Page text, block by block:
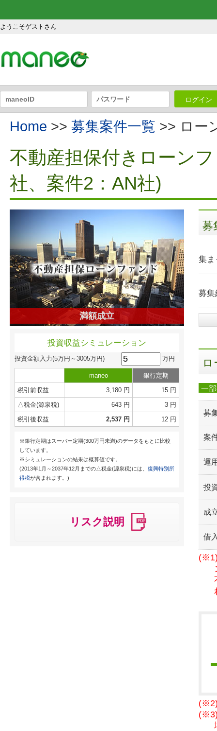
ようこそゲストさん
ログイン
Home >> 募集案件一覧 >> ロー
不動産担保付きローン
社、案件2：AN社)
満額成立
投資収益シミュレーション
投資金額入力(5万円～3005万円) 万円
maneo
銀行定期
税引前収益
3,180 円
15 円
△税金(源泉税)
643 円
3 円
税引後収益
2,537 円 12 円
※銀行定期はスーパー定期(300万円未満)のデータをもとに比較
しています。
※シミュレーションの結果は概算値です。
(2013年1月～2037年12月までの△税金(源泉税)には、 復興特別所
得税が含まれます。)
リスク説明
募
集ま
募集
一
募
案
運
投
成
借
(※1)
(※2)
(※3)